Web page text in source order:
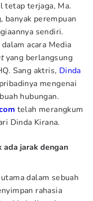
tetap terjaga, Ma.
banyak perempuan
sendiri.
acara Media
yang berlangsung
Sang aktris, Dinda
mengenai
hubungan.
telah merangkum
Dinda Kirana.
ada jarak dengan
dalam sebuah
rahasia